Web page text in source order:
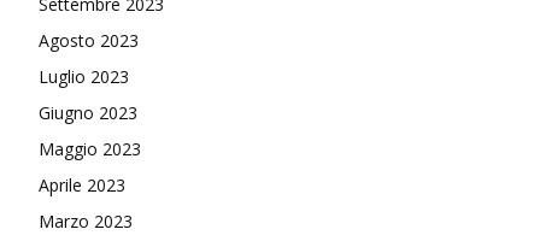
Agosto 2023
Luglio 2023
Giugno 2023
Maggio 2023
Aprile 2023
Marzo 2023